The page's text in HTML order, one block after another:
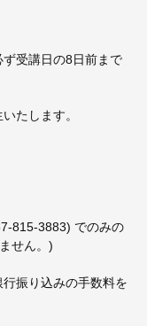
受講日の8日前まで
たします。
815-3883) でのみの
せん。)
振り込みの手数料を